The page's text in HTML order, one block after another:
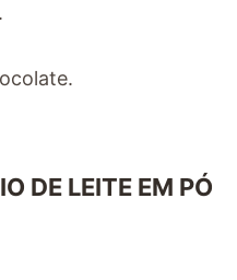
DE LEITE EM PÓ